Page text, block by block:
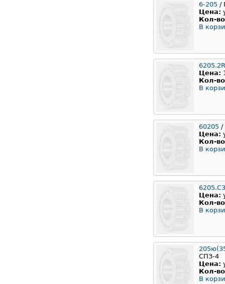
6-205 /
Цена:
Кол-
В
Цена:
Кол-
В
60205 /
Цена:
Кол-
В
6205.C3
Цена:
Кол-
В
СПЗ-4
Цена:
Кол-
В